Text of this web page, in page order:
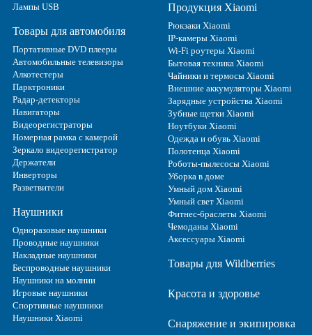
Лампы USB
Товары для автомобиля
Портативные DVD плееры
Автомобильные телевизоры
Алкотестеры
Парктроники
Радар-детекторы
Навигаторы
Видеорегистраторы
Номерная рамка с камерой
Зеркало видеорегистратор
Держатели
Инверторы
Разветвители
Наушники
Одноразовые наушники
Проводные наушники
Накладные наушники
Беспроводные наушники
Наушники на молнии
Игровые наушники
Спортивные наушники
Наушники Xiaomi
Продукция Xiaomi
Рюкзаки Xiaomi
IP-камеры Xiaomi
Wi-Fi роутеры Xiaomi
Бытовая техника Xiaomi
Чайники и термосы Xiaomi
Внешние аккумуляторы Xiaomi
Зарядные устройства Xiaomi
Зубные щетки Xiaomi
Ноутбуки Xiaomi
Одежда и обувь Xiaomi
Полотенца Xiaomi
Роботы-пылесосы Xiaomi
Уборка в доме
Умный дом Xiaomi
Умный свет Xiaomi
Фитнес-браслеты Xiaomi
Чемоданы Xiaomi
Аксессуары Xiaomi
Товары для Wildberries
Красота и здоровье
Снаряжение и экипировка